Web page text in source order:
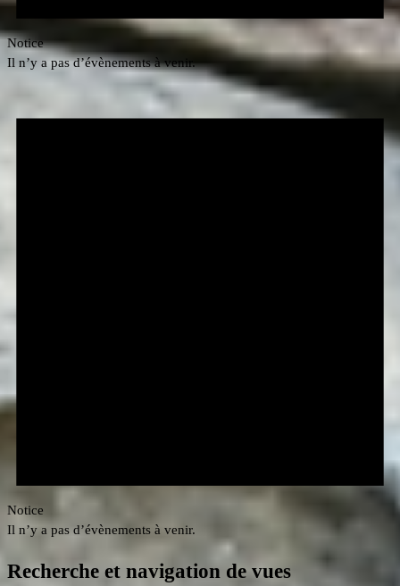
Notice
Il n’y a pas d’évènements à venir.
Notice
Il n’y a pas d’évènements à venir.
Recherche et navigation de vues